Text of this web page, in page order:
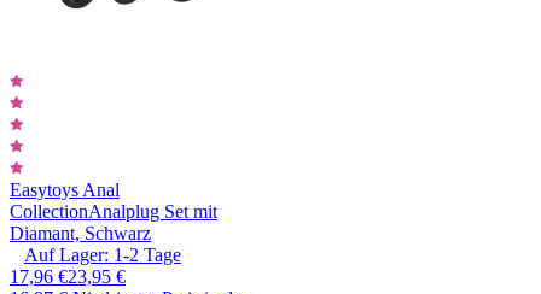
Easytoys Anal
CollectionAnalplug Set mit
Diamant, Schwarz
Auf Lager: 1-2 Tage
17,96 €23,95 €